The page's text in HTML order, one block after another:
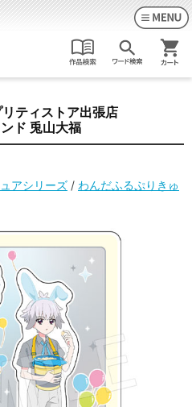
リティストア出張店
ド 兎山大福
アシリーズ / わんだふるぷりきゅ